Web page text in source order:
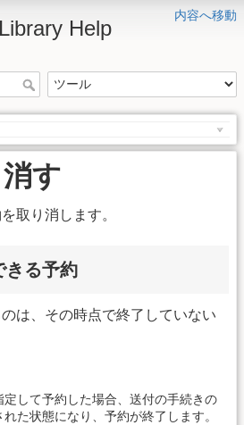
内容へ移動
Help
す
取り消します。
きる予約
は、その時点で終了していない
して予約した場合、送付の手続きの
た状態になり、予約が終了します。